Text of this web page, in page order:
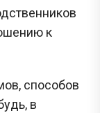
к
способов
в